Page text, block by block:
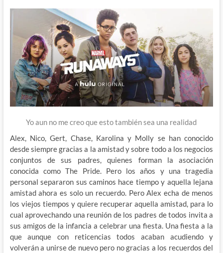
Yo aun no me creo que esto también sea una realidad
Alex, Nico, Gert, Chase, Karolina y Molly se han conocido
desde siempre gracias a la amistad y sobre todo a los negocios
conjuntos de sus padres, quienes forman la asociación
conocida como The Pride. Pero los años y una tragedia
personal separaron sus caminos hace tiempo y aquella lejana
amistad ahora es solo un recuerdo. Pero Alex echa de menos
los viejos tiempos y quiere recuperar aquella amistad, para lo
cual aprovechando una reunión de los padres de todos invita a
sus amigos de la infancia a celebrar una fiesta. Una fiesta a la
que aunque con reticencias todos acaban acudiendo y
volverán a unirse de nuevo pero no gracias a los recuerdos del